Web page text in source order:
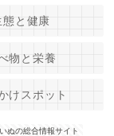
ぬの総合情報サイト
態と健康
物と栄養
けスポット